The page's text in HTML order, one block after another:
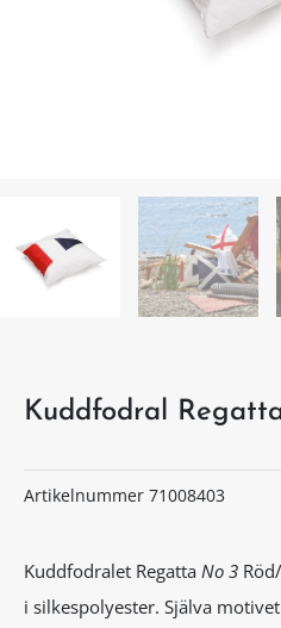
Kuddfodral
Artikelnummer 71008403
Kuddfodralet Regatta No 3
i silkespolyester. Själva